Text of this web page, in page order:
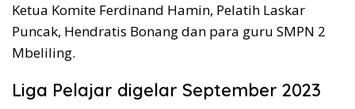
Ketua Komite Ferdinand Hamin, Pelatih Laskar
Puncak, Hendratis Bonang dan para guru SMPN 2
Mbeliling.
Liga Pelajar digelar September 2023